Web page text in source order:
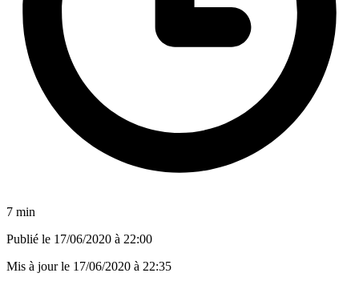
7 min
Publié le 17/06/2020 à 22:00
Mis à jour le 17/06/2020 à 22:35